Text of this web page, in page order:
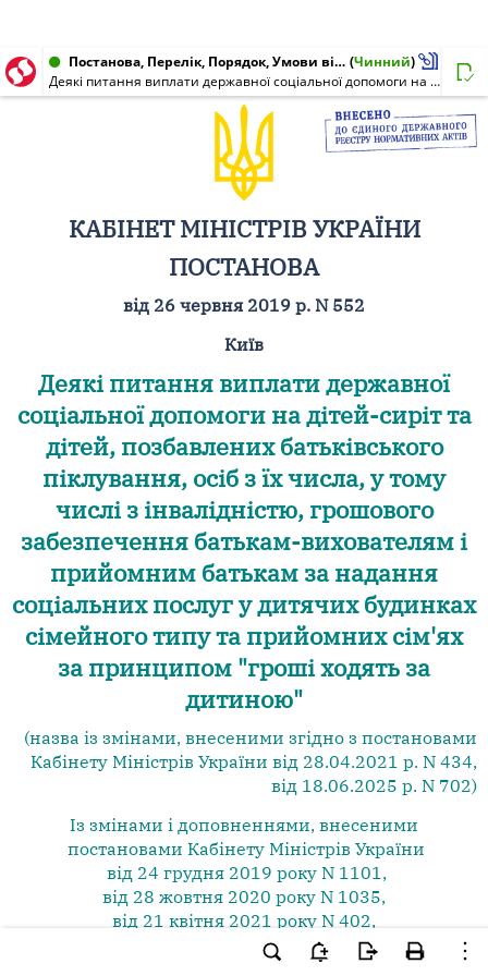
Постанова, Перелік, Порядок, Умови від 26.06.2019 № 552 (Чинний)
Деякі питання виплати державної соціальної допомоги на дітей-сиріт та дітей, позбавлених батьківського піклування, осіб з їх числа, у тому числі з інвалідністю, грошового забезпечення батькам-вихователям і прийомним батькам за надання соціальних послуг у дитячих будинках сімейного типу та прийомних сім'ях за принципом "гроші ходять за дитиною"